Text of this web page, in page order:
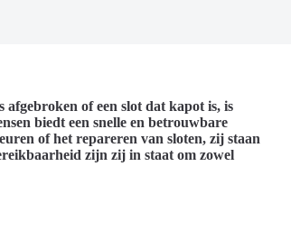
afgebroken of een slot dat kapot is, is
biedt een snelle en betrouwbare
of het repareren van sloten, zij staan
zijn zij in staat om zowel